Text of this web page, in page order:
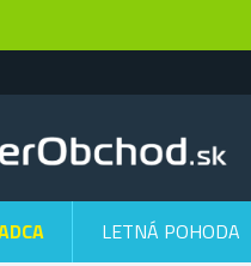
LETNÁ POHODA